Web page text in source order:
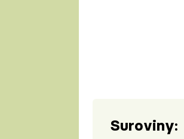
Suroviny: